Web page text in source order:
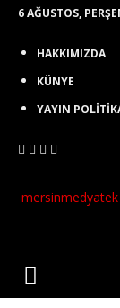
6 AĞUSTOS,
HAKKIMIZDA
KÜNYE
YAYIN
mersinmedyatek